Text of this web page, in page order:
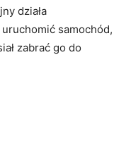
działa
samochód,
zabrać go do